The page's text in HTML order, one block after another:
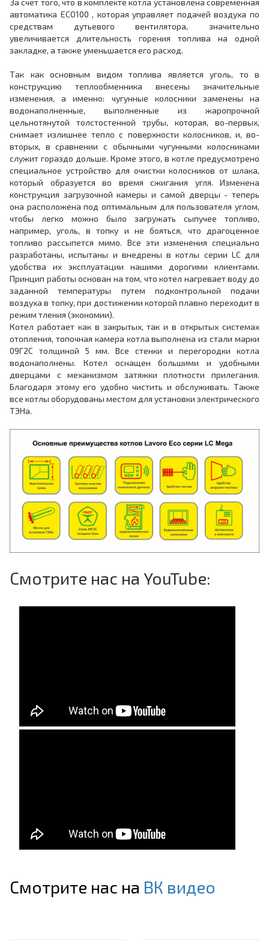
За счет того, что в комплекте котла установлена современная
автоматика ECO100 , которая управляет подачей воздуха по
средствам дутьевого вентилятора, значительно
увеличивается длительность горения топлива на одной
закладке, а также уменьшается его расход.
Так как основным видом топлива является уголь, то в
конструкцию теплообменника внесены значительные
изменения, а именно: чугунные колосники заменены на
водонаполненные, выполненные из жаропрочной
цельнотянутой толстостенной трубы, которая, во-первых,
снимает излишнее тепло с поверхности колосников, и, во-
вторых, в сравнении с обычными чугунными колосниками
служит гораздо дольше. Кроме этого, в котле предусмотрено
специальное устройство для очистки колосников от шлака,
который образуется во время сжигания угля. Изменена
конструкция загрузочной камеры и самой дверцы - теперь
она расположена под оптимальным для пользователя углом,
чтобы легко можно было загружать сыпучее топливо,
например, уголь, в топку и не бояться, что драгоценное
топливо рассыпется мимо. Все эти изменения специально
разработаны, испытаны и внедрены в котлы серии LC для
удобства их эксплуатации нашими дорогими клиентами.
Принцип работы основан на том, что котел нагревает воду до
заданной температуры путем подконтрольной подачи
воздуха в топку, при достижении которой плавно переходит в
режим тления (экономии).
Котел работает как в закрытых, так и в открытых системах
отопления, топочная камера котла выполнена из стали марки
09Г2С толщиной 5 мм. Все стенки и перегородки котла
водонаполнены. Котел оснащен большими и удобными
дверцами с механизмом затяжки плотности прилегания.
Благодаря этому его удобно чистить и обслуживать. Также
все котлы оборудованы местом для установки электрического
ТЭНа.
Смотрите нас на YouTube:
Смотрите нас на ВК видео